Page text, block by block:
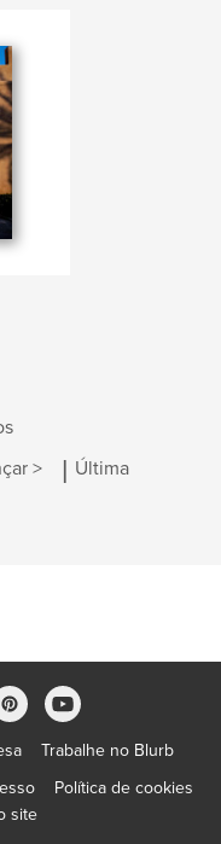
> | Última
Trabalhe no Blurb
Política de cookies
site